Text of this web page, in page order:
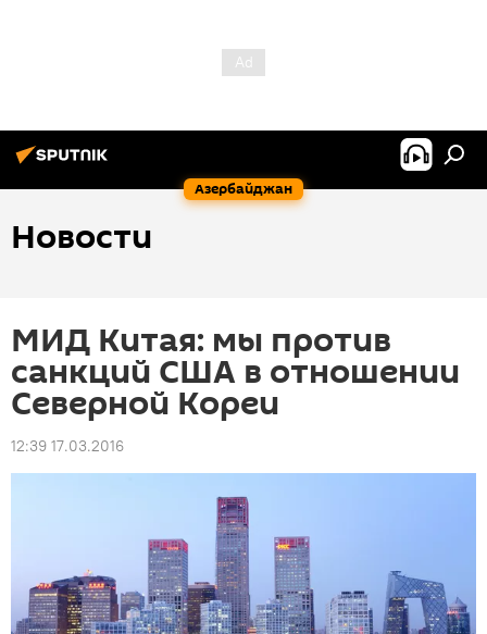
Азербайджан
Новости
МИД Китая: мы против
санкций США в отношении
Северной Кореи
12:39 17.03.2016